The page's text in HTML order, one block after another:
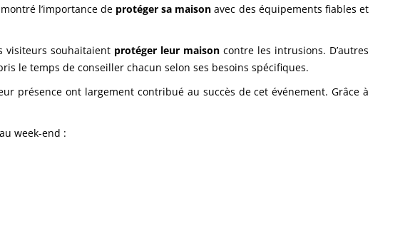
l’importance de protéger sa maison avec des équipements fiables et
visiteurs souhaitaient protéger leur maisoncontre les intrusions. D’autres
le temps de conseiller chacun selon ses besoins spécifiques.
présence ont largement contribué au succès de cet événement. Grâce à
week-end :